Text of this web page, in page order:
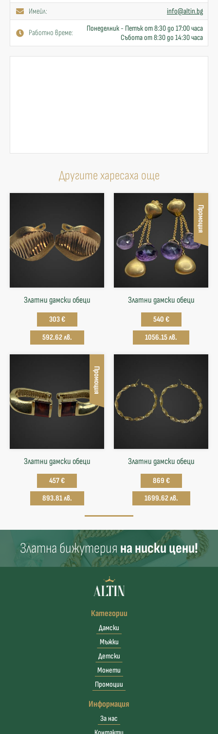
Имейл:
info@altin.bg
Работно време:
Понеделник - Петък от 8:30 до 17:00 часа
Събота от 8:30 до 14:30 часа
Другите харесаха още
Златни дамски обеци
303 €
592.62 лв.
Промоция
Златни дамски обеци
540 €
1056.15 лв.
Промоция
Златни дамски обеци
457 €
893.81 лв.
Златни дамски обеци
869 €
1699.62 лв.
Златна бижутерия на ниски цени!
Категории
Дамски
Мъжки
Детски
Монети
Промоции
Информация
За нас